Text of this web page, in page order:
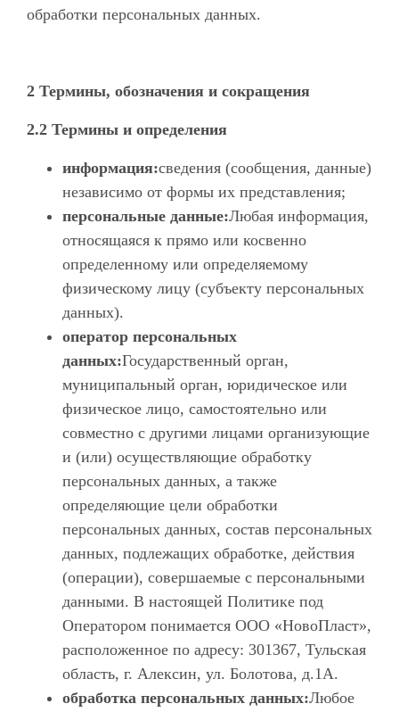
обработки персональных данных.
2 Термины, обозначения и сокращения
2.2 Термины и определения
информация:сведения (сообщения, данные)
независимо от формы их представления;
персональные данные:Любая информация,
относящаяся к прямо или косвенно
определенному или определяемому
физическому лицу (субъекту персональных
данных).
оператор персональных
данных:Государственный орган,
муниципальный орган, юридическое или
физическое лицо, самостоятельно или
совместно с другими лицами организующие
и (или) осуществляющие обработку
персональных данных, а также
определяющие цели обработки
персональных данных, состав персональных
данных, подлежащих обработке, действия
(операции), совершаемые с персональными
данными. В настоящей Политике под
Оператором понимается ООО «НовоПласт»,
расположенное по адресу: 301367, Тульская
область, г. Алексин, ул. Болотова, д.1А.
обработка персональных данных:Любое